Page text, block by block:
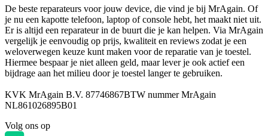
De beste reparateurs voor jouw device, die vind je bij MrAgain. Of
je nu een kapotte telefoon, laptop of console hebt, het maakt niet uit.
Er is altijd een reparateur in de buurt die je kan helpen. Via MrAgain
vergelijk je eenvoudig op prijs, kwaliteit en reviews zodat je een
weloverwegen keuze kunt maken voor de reparatie van je toestel.
Hiermee bespaar je niet alleen geld, maar lever je ook actief een
bijdrage aan het milieu door je toestel langer te gebruiken.
KVK MrAgain B.V. 87746867BTW nummer MrAgain
NL861026895B01
Volg ons op